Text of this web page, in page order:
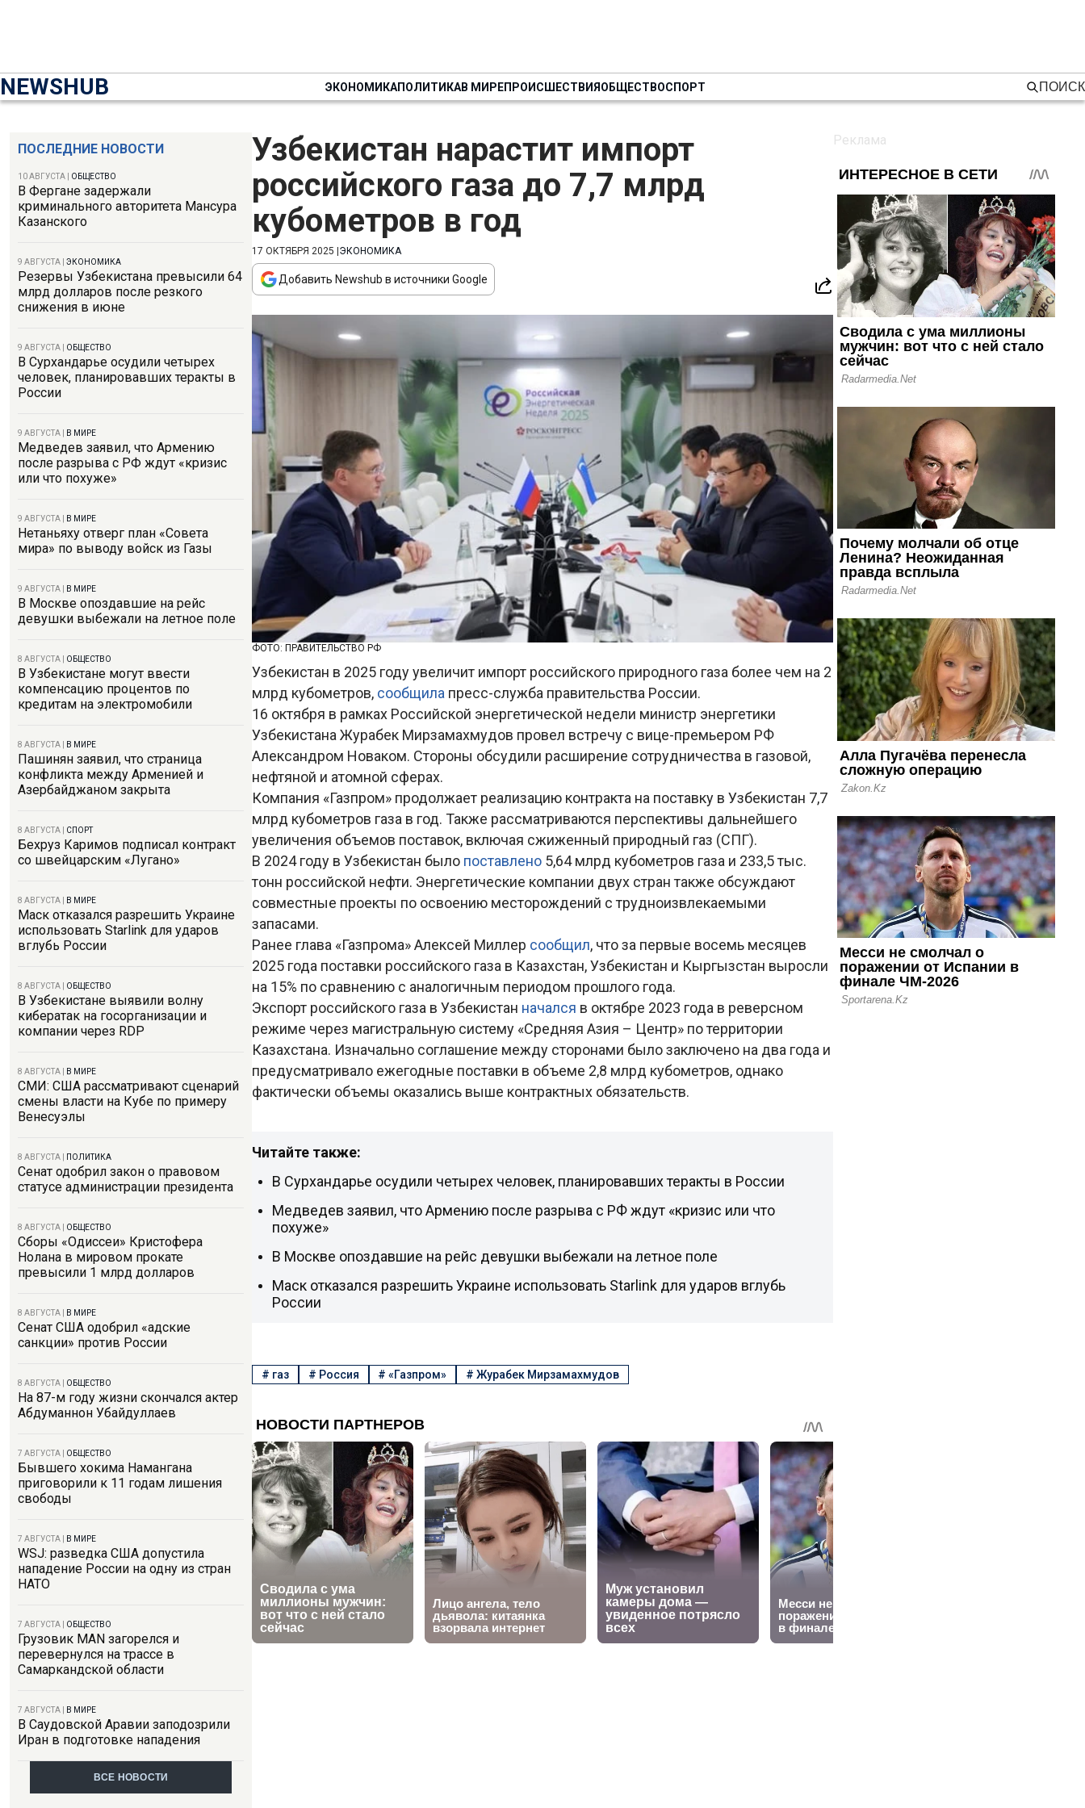
NEWSHUB ЭКОНОМИКАПОЛИТИКАВ МИРЕПРОИСШЕСТВИЯОБЩЕСТВОСПОРТ ПОИСК
ПОСЛЕДНИЕ НОВОСТИ
10 АВГУСТА ОБЩЕСТВО
В Фергане задержали
криминального авторитета Мансура
Казанского
9 АВГУСТА ЭКОНОМИКА
Резервы Узбекистана превысили 64
млрд долларов после резкого
снижения в июне
9 АВГУСТА ОБЩЕСТВО
В Сурхандарье осудили четырех
человек, планировавших теракты в
России
9 АВГУСТА В МИРЕ
Медведев заявил, что Армению
после разрыва с РФ ждут «кризис
или что похуже»
9 АВГУСТА В МИРЕ
Нетаньяху отверг план «Совета
мира» по выводу войск из Газы
9 АВГУСТА В МИРЕ
В Москве опоздавшие на рейс
девушки выбежали на летное поле
8 АВГУСТА ОБЩЕСТВО
В Узбекистане могут ввести
компенсацию процентов по
кредитам на электромобили
8 АВГУСТА В МИРЕ
Пашинян заявил, что страница
конфликта между Арменией и
Азербайджаном закрыта
8 АВГУСТА СПОРТ
Бехруз Каримов подписал контракт
со швейцарским «Лугано»
8 АВГУСТА В МИРЕ
Маск отказался разрешить Украине
использовать Starlink для ударов
вглубь России
8 АВГУСТА ОБЩЕСТВО
В Узбекистане выявили волну
кибератак на госорганизации и
компании через RDP
8 АВГУСТА В МИРЕ
СМИ: США рассматривают сценарий
смены власти на Кубе по примеру
Венесуэлы
8 АВГУСТА ПОЛИТИКА
Сенат одобрил закон о правовом
статусе администрации президента
8 АВГУСТА ОБЩЕСТВО
Сборы «Одиссеи» Кристофера
Нолана в мировом прокате
превысили 1 млрд долларов
8 АВГУСТА В МИРЕ
Сенат США одобрил «адские
санкции» против России
8 АВГУСТА ОБЩЕСТВО
На 87-м году жизни скончался актер
Абдуманнон Убайдуллаев
7 АВГУСТА ОБЩЕСТВО
Бывшего хокима Намангана
приговорили к 11 годам лишения
свободы
7 АВГУСТА В МИРЕ
WSJ: разведка США допустила
нападение России на одну из стран
НАТО
7 АВГУСТА ОБЩЕСТВО
Грузовик MAN загорелся и
перевернулся на трассе в
Самаркандской области
7 АВГУСТА В МИРЕ
В Саудовской Аравии заподозрили
Иран в подготовке нападения
ВСЕ НОВОСТИ
Узбекистан нарастит импорт
российского газа до 7,7 млрд
кубометров в год
17 ОКТЯБРЯ 2025 ЭКОНОМИКА
Добавить Newshub в источники Google
ФОТО: ПРАВИТЕЛЬСТВО РФ
Узбекистан в 2025 году увеличит импорт российского природного газа более чем на 2
млрд кубометров, сообщила пресс-служба правительства России.
16 октября в рамках Российской энергетической недели министр энергетики
Узбекистана Журабек Мирзамахмудов провел встречу с вице-премьером РФ
Александром Новаком. Стороны обсудили расширение сотрудничества в газовой,
нефтяной и атомной сферах.
Компания «Газпром» продолжает реализацию контракта на поставку в Узбекистан 7,7
млрд кубометров газа в год. Также рассматриваются перспективы дальнейшего
увеличения объемов поставок, включая сжиженный природный газ (СПГ).
В 2024 году в Узбекистан было поставлено 5,64 млрд кубометров газа и 233,5 тыс.
тонн российской нефти. Энергетические компании двух стран также обсуждают
совместные проекты по освоению месторождений с трудноизвлекаемыми
запасами.
Ранее глава «Газпрома» Алексей Миллер сообщил, что за первые восемь месяцев
2025 года поставки российского газа в Казахстан, Узбекистан и Кыргызстан выросли
на 15% по сравнению с аналогичным периодом прошлого года.
Экспорт российского газа в Узбекистан начался в октябре 2023 года в реверсном
режиме через магистральную систему «Средняя Азия – Центр» по территории
Казахстана. Изначально соглашение между сторонами было заключено на два года и
предусматривало ежегодные поставки в объеме 2,8 млрд кубометров, однако
фактически объемы оказались выше контрактных обязательств.
Читайте также:
В Сурхандарье осудили четырех человек, планировавших теракты в России
Медведев заявил, что Армению после разрыва с РФ ждут «кризис или что
похуже»
В Москве опоздавшие на рейс девушки выбежали на летное поле
Маск отказался разрешить Украине использовать Starlink для ударов вглубь
России
# газ # Россия #«Газпром» #Журабек Мирзамахмудов